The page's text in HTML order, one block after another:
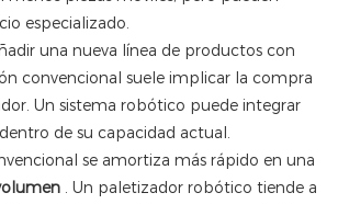
especializado.
una nueva línea de productos con
convencional suele implicar la compra
Un sistema robótico puede integrar
de su capacidad actual.
se amortiza más rápido en una
. Un paletizador robótico tiende a